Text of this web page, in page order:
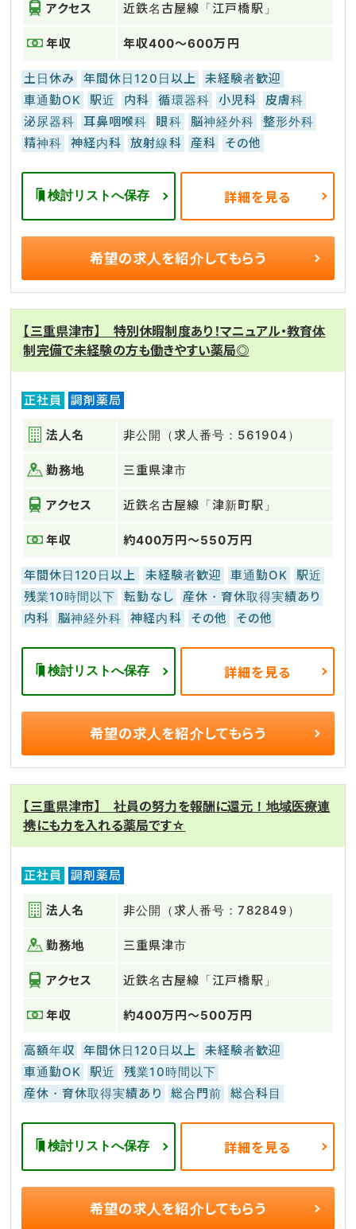
アクセス 近鉄名古屋線「江戸橋駅」
年収 年収400～600万円
土日休み 年間休日120日以上
未経験者歓迎
車通勤OK
駅近 内科 循環器科 小児科
皮膚科
泌尿器科
耳鼻咽喉科 眼科 脳神経外科
整形外科
精神科
神経内科 放射線科 産科 その他
検討リストへ保存 詳細を見る
希望の求人を紹介してもらう
【三重県津市】 特別休暇制度あり！マニュアル・教育体
制完備で未経験の方も働きやすい薬局◎
正社員 調剤薬局
法人名 非公開（求人番号：561904）
勤務地 三重県津市
アクセス 近鉄名古屋線「津新町駅」
年収 約400万円～550万円
年間休日120日以上 未経験者歓迎 車通勤OK
駅近
残業10時間以下
転勤なし
産休・育休取得実績あり
内科
脳神経外科 神経内科 その他 その他
検討リストへ保存 詳細を見る
希望の求人を紹介してもらう
【三重県津市】 社員の努力を報酬に還元！地域医療連
携にも力を入れる薬局です☆
正社員 調剤薬局
法人名 非公開（求人番号：782849）
勤務地 三重県津市
アクセス 近鉄名古屋線「江戸橋駅」
年収 約400万円～500万円
高額年収 年間休日120日以上
未経験者歓迎
車通勤OK
駅近
残業10時間以下
産休・育休取得実績あり
総合門前 総合科目
検討リストへ保存 詳細を見る
希望の求人を紹介してもらう